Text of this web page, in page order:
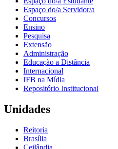
Espaço do/a Servidor/a
Concursos
Ensino
Pesquisa
Extensão
Administração
Educação a Distância
Internacional
IFB na Mídia
Repositório Institucional
Unidades
Reitoria
Brasília
Ceilândia